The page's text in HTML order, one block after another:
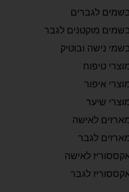
בשמים לגברים
בשמים מוקטנים לגבר
בשמי נישה ובוטיק
טיפוח
איפור
שיער
לאישה
לגבר
לאישה
לגבר